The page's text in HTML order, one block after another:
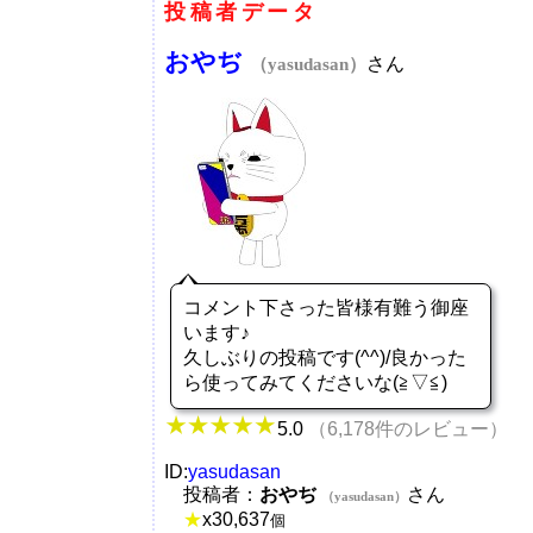
投稿者データ
おやぢ （yasudasan） さん
コメント下さった皆様有難う御座
います♪
久しぶりの投稿です(^^)/良かった
ら使ってみてくださいな(≧▽≦)
5.0 （6,178件のレビュー）
ID:yasudasan
投稿者： おやぢ （yasudasan）
さん
★x30,637個